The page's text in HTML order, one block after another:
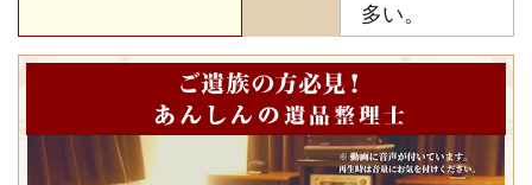
多い。